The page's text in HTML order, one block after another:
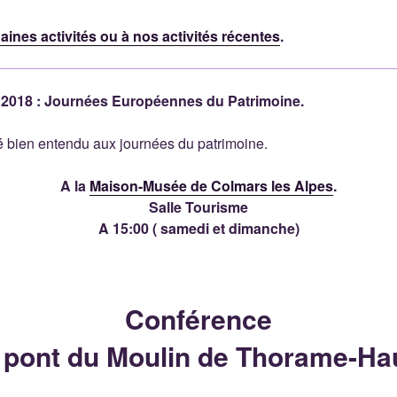
activités ou à nos activités récentes.
: Journées Européennes du Patrimoine.
entendu aux journées du patrimoine.
A la Maison-Musée de Colmars les Alpes.
Salle Tourisme
A 15:00 ( samedi et dimanche)
Conférence
du Moulin de Thorame-